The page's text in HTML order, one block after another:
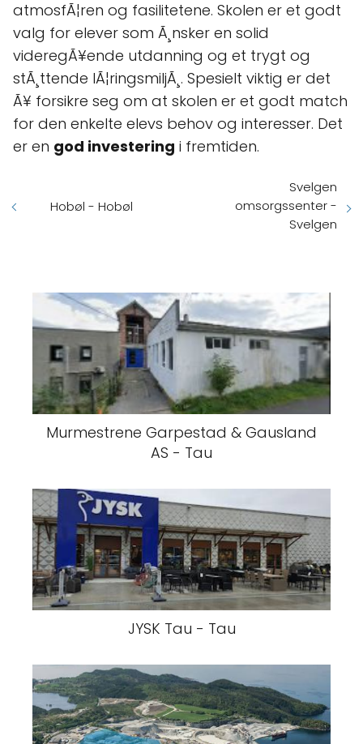
atmosfÃ¦ren og fasilitetene. Skolen er et godt
valg for elever som Ã¸nsker en solid
videregÃ¥ende utdanning og et trygt og
stÃ¸ttende lÃ¦ringsmiljÃ¸. Spesielt viktig er det
Ã¥ forsikre seg om at skolen er et godt match
for den enkelte elevs behov og interesser. Det
er en god investering i fremtiden.
Hobøl - Hobøl
Svelgen
omsorgssenter -
Svelgen
Murmestrene Garpestad & Gausland
AS - Tau
JYSK Tau - Tau